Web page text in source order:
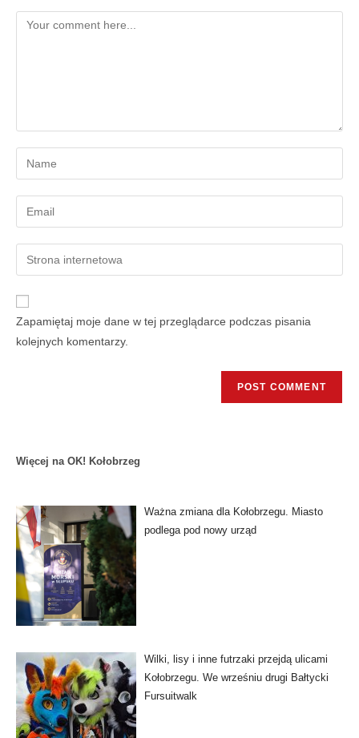
Zapamiętaj moje dane w tej przeglądarce podczas pisania
kolejnych komentarzy.
Więcej na OK! Kołobrzeg
Ważna zmiana dla Kołobrzegu. Miasto
podlega pod nowy urząd
Wilki, lisy i inne futrzaki przejdą ulicami
Kołobrzegu. We wrześniu drugi Bałtycki
Fursuitwalk